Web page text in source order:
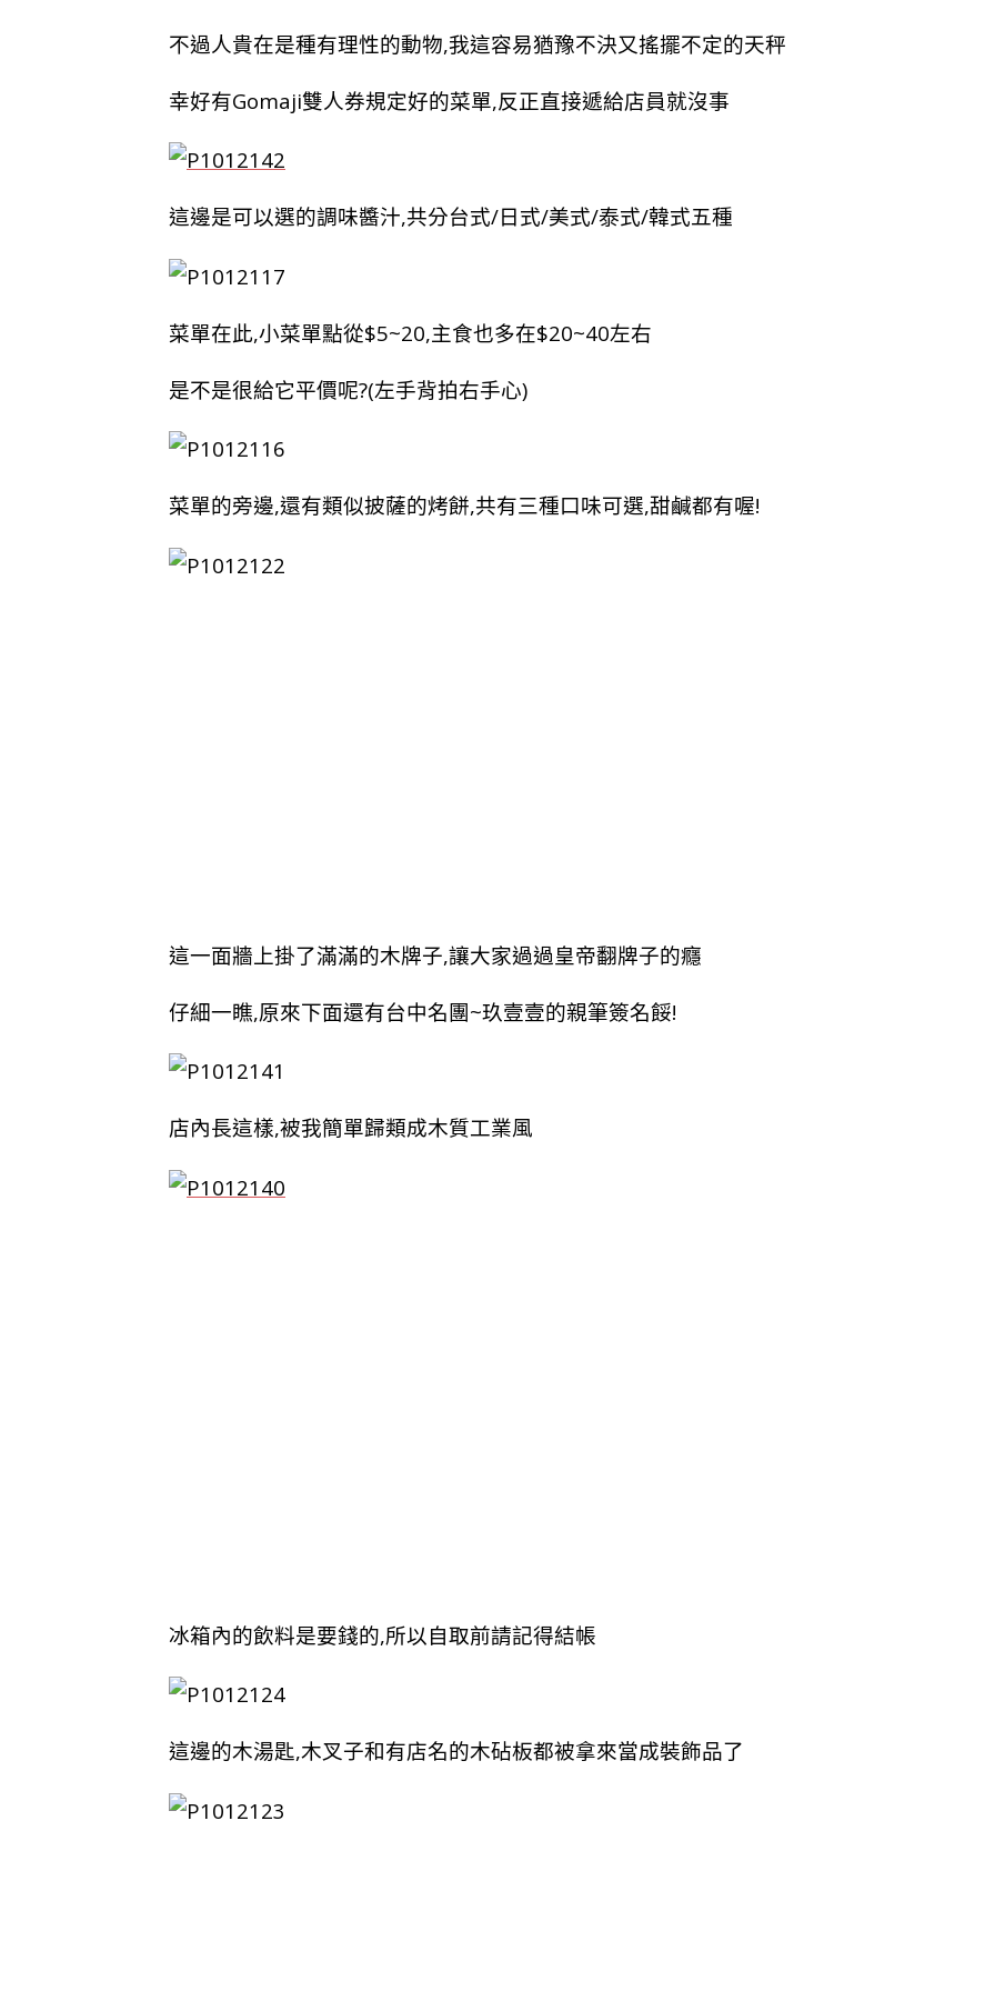
不過人貴在是種有理性的動物,我這容易猶豫不決又搖擺不定的天秤
幸好有Gomaji雙人券規定好的菜單,反正直接遞給店員就沒事
這邊是可以選的調味醬汁,共分台式/日式/美式/泰式/韓式五種
菜單在此,小菜單點從$5~20,主食也多在$20~40左右
是不是很給它平價呢?(左手背拍右手心)
菜單的旁邊,還有類似披薩的烤餅,共有三種口味可選,甜鹹都有喔!
這一面牆上掛了滿滿的木牌子,讓大家過過皇帝翻牌子的癮
仔細一瞧,原來下面還有台中名團~玖壹壹的親筆簽名餒!
店內長這樣,被我簡單歸類成木質工業風
冰箱內的飲料是要錢的,所以自取前請記得結帳
這邊的木湯匙,木叉子和有店名的木砧板都被拿來當成裝飾品了